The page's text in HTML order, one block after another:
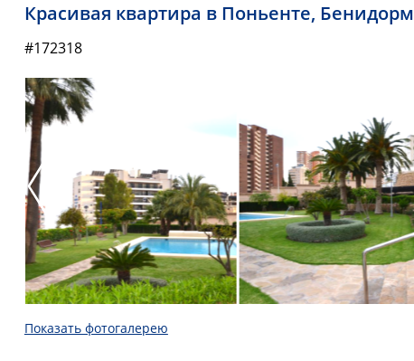
Красивая квартира в Поньенте, Бенидорм
#172318
Показать фотогалерею